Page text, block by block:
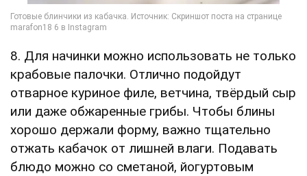
8. Для начинки можно использовать не только
крабовые палочки. Отлично подойдут
отварное куриное филе, ветчина, твёрдый сыр
или даже обжаренные грибы. Чтобы блины
хорошо держали форму, важно тщательно
отжать кабачок от лишней влаги. Подавать
блюдо можно со сметаной, йогуртовым